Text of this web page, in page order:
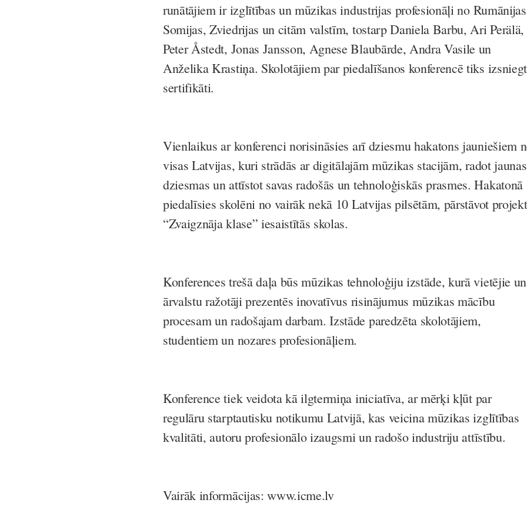
runātājiem ir izglītības un mūzikas industrijas profesionāļi no
Somijas, Zviedrijas un citām valstīm, tostarp Daniela Barbu, Ari Perälä,
Peter Åstedt, Jonas Jansson, Agnese Blaubārde, Andra Vasile un
Anželika Krastiņa. Skolotājiem par piedalīšanos konferencē tiks
sertifikāti.
Vienlaikus ar konferenci norisināsies arī dziesmu hakatons jauniešiem
visas Latvijas, kuri strādās ar digitālajām mūzikas stacijām, radot jaunas
dziesmas un attīstot savas radošās un tehnoloģiskās prasmes. Hakatonā
piedalīsies skolēni no vairāk nekā 10 Latvijas pilsētām, pārstāvot
“Zvaigznāja klase” iesaistītās skolas.
Konferences trešā daļa būs mūzikas tehnoloģiju izstāde, kurā vietējie un
ārvalstu ražotāji prezentēs inovatīvus risinājumus mūzikas mācību
procesam un radošajam darbam. Izstāde paredzēta skolotājiem,
studentiem un nozares profesionāļiem.
Konference tiek veidota kā ilgtermiņa iniciatīva, ar mērķi kļūt par
regulāru starptautisku notikumu Latvijā, kas veicina mūzikas izglītības
kvalitāti, autoru profesionālo izaugsmi un radošo industriju attīstību.
Vairāk informācijas: www.icme.lv